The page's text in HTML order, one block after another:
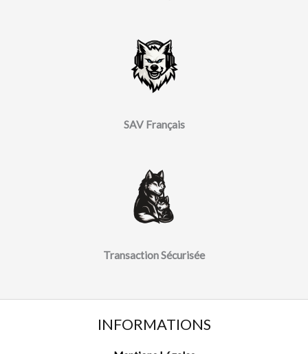
SAV Français
Transaction Sécurisée
INFORMATIONS